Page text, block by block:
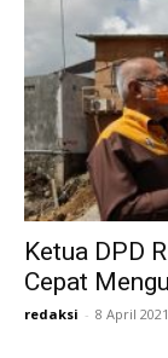
Ketua DPD
Cepat
redaksi - 8 April 2021